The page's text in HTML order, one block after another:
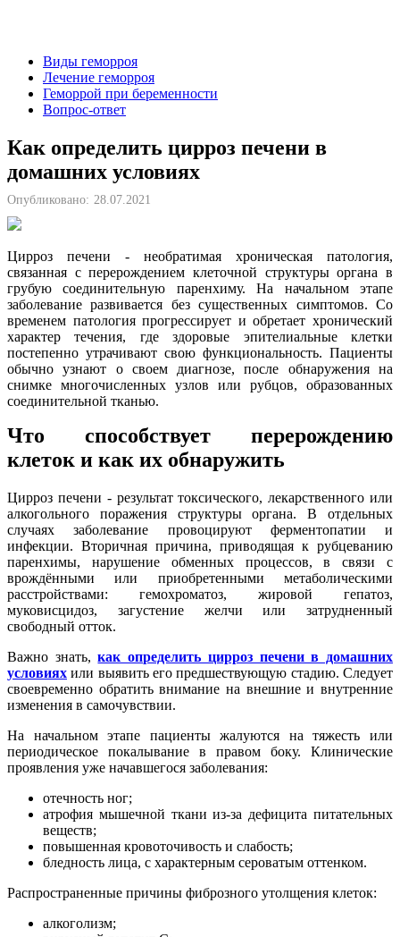
Виды геморроя
Лечение геморроя
Геморрой при беременности
Вопрос-ответ
Как определить цирроз печени в
домашних условиях
Опубликовано: 28.07.2021
Цирроз печени - необратимая хроническая патология,
связанная с перерождением клеточной структуры органа в
грубую соединительную паренхиму. На начальном этапе
заболевание развивается без существенных симптомов. Со
временем патология прогрессирует и обретает хронический
характер течения, где здоровые эпителиальные клетки
постепенно утрачивают свою функциональность. Пациенты
обычно узнают о своем диагнозе, после обнаружения на
снимке многочисленных узлов или рубцов, образованных
соединительной тканью.
Что способствует перерождению
клеток и как их обнаружить
Цирроз печени - результат токсического, лекарственного или
алкогольного поражения структуры органа. В отдельных
случаях заболевание провоцируют ферментопатии и
инфекции. Вторичная причина, приводящая к рубцеванию
паренхимы, нарушение обменных процессов, в связи с
врождёнными или приобретенными метаболическими
расстройствами: гемохроматоз, жировой гепатоз,
муковисцидоз, загустение желчи или затрудненный
свободный отток.
Важно знать,как определить цирроз печени в домашних
условиях или выявить его предшествующую стадию. Следует
своевременно обратить внимание на внешние и внутренние
изменения в самочувствии.
На начальном этапе пациенты жалуются на тяжесть или
периодическое покалывание в правом боку. Клинические
проявления уже начавшегося заболевания:
отечность ног;
атрофия мышечной ткани из-за дефицита питательных
веществ;
повышенная кровоточивость и слабость;
бледность лица, с характерным сероватым оттенком.
Распространенные причины фиброзного утолщения клеток:
алкоголизм;